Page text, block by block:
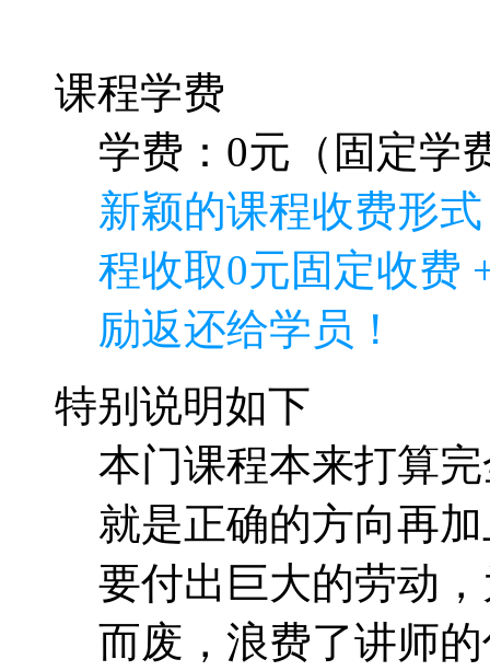
课程学费
学费：0元（固定学
新颖的课程收费形
程收取0元固定收费
励返还给学员！
特别说明如下
本门课程本来打算
就是正确的方向再
要付出巨大的劳动
而废，浪费了讲师